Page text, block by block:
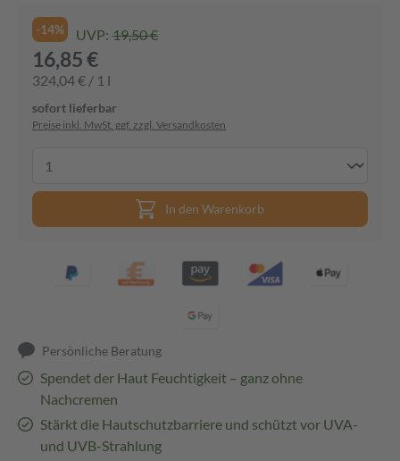
-14% UVP: 19,50 €
16,85 €
324,04 € / 1 l
sofort lieferbar
Preise inkl. MwSt. ggf. zzgl. Versandkosten
In den Warenkorb
Persönliche Beratung
Spendet der Haut Feuchtigkeit – ganz ohne
Nachcremen
Stärkt die Hautschutzbarriere und schützt vor UVA-
und UVB-Strahlung